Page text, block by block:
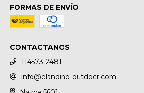
FORMAS DE ENVÍO
CONTACTANOS
114573-2481
info@elandino-outdoor.com